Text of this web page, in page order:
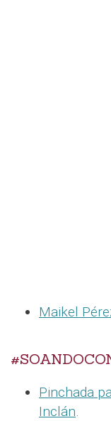
Maikel
Pinchada
Inclán.